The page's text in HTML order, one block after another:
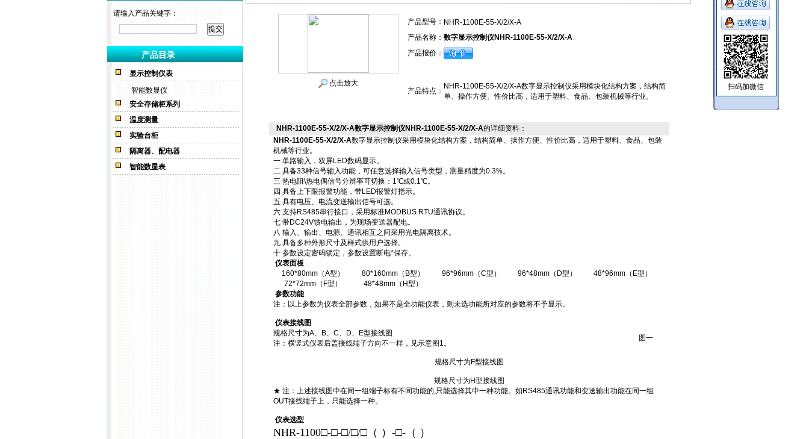
请输入产品关键字：
产品目录
显示控制仪表
智能数显仪
安全存储柜系列
温度测量
实验台柜
隔离器、配电器
智能数显表
点击放大
产品型号： NHR-1100E-55-X/2/X-A
产品名称： 数字显示控制仪NHR-1100E-55-X/2/X-A
产品报价：
产品特点：
NHR-1100E-55-X/2/X-A数字显示控制仪采用模块化结构方案，结构简
单、操作方便、性价比高，适用于塑料、食品、包装机械等行业。
NHR-1100E-55-X/2/X-A数字显示控制仪NHR-1100E-55-X/2/X-A的详细资料：
NHR-1100E-55-X/2/X-A数字显示控制仪采用模块化结构方案，结构简单、操作方便、性价比高，适用于塑料、食品、包装
机械等行业。
一 单路输入，双屏LED数码显示。
二 具备33种信号输入功能，可任意选择输入信号类型，测量精度为0.3%。
三 热电阻\热电偶信号分辨率可切换：1℃或0.1℃。
四 具备上下限报警功能，带LED报警灯指示。
五 具有电压、电流变送输出信号可选。
六 支持RS485串行接口，采用标准MODBUS RTU通讯协议。
七 带DC24V馈电输出，为现场变送器配电。
八 输入、输出、电源、通讯相互之间采用光电隔离技术。
九 具备多种外形尺寸及样式供用户选择。
十 参数设定密码锁定，参数设置断电*保存。
仪表面板
160*80mm（A型）
80*160mm（B型） 96*96mm（C型） 96*48mm（D型）
48*96mm（E型）
72*72mm（F型）
48*48mm（H型）
参数功能
注：以上参数为仪表全部参数，如果不是全功能仪表，则未选功能所对应的参数将不予显示。
仪表接线图
规格尺寸为A、B、C、D、E型接线图
注：横竖式仪表后盖接线端子方向不一样，见示意图1。
图一
规格尺寸为F型接线图
规格尺寸为H型接线图
★ 注：上述接线图中在同一组端子标有不同功能的,只能选择其中一种功能。如RS485通讯功能和变送输出功能在同一组
OUT接线端子上，只能选择一种。
仪表选型
NHR-1100□-□-□/□/□（ ）-□-（ ）
扫码加微信